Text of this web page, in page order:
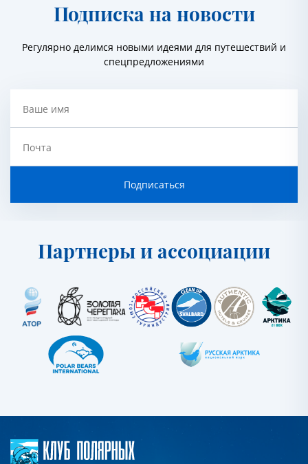
Подписка на новости
Регулярно делимся новыми идеями для путешествий и
спецпредложениями
Ваше имя
Почта
Подписаться
Партнеры и ассоциации